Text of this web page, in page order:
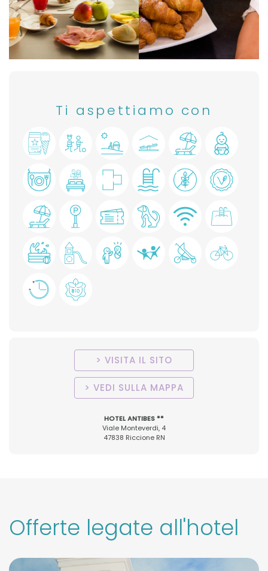
Ti aspettiamo con
VISITA IL SITO
VEDI SULLA MAPPA
HOTEL ANTIBES **
Viale Monteverdi, 4
47838 Riccione RN
Offerte legate all'hotel